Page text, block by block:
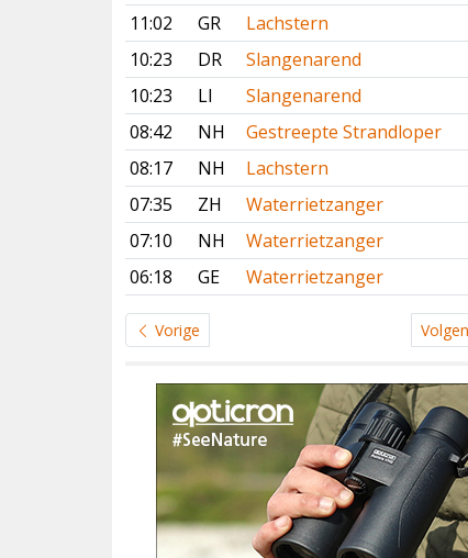
11:02
GR
Lachstern
10:23
DR
Slangenarend
10:23
LI
Slangenarend
08:42
NH
Gestreepte Strandloper
08:17
NH
Lachstern
07:35
ZH
Waterrietzanger
07:10
NH
Waterrietzanger
06:18
GE Waterrietzanger
Vorige